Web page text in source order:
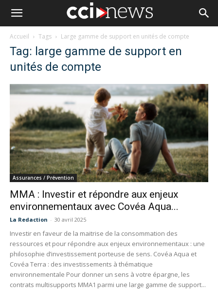
Accueil Tags Large gamme de support en unités de compte
Tag: large gamme de support en
unités de compte
Assurances / Prévention
MMA : Investir et répondre aux enjeux
environnementaux avec Covéa Aqua...
La Redaction - 30 avril 2025
Investir en faveur de la maitrise de la consommation des
ressources et pour répondre aux enjeux environnementaux : une
philosophie d’investissement porteuse de sens. Covéa Aqua et
Covéa Terra : des investissements à thématique
environnementale Pour donner un sens à votre épargne, les
contrats multisupports MMA1 parmi une large gamme de support...